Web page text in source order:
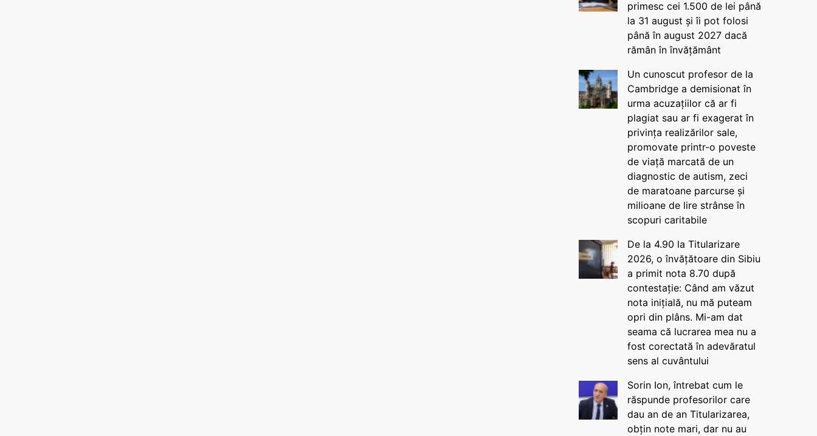
primesc cei 1.500 de lei până
la 31 august și îi pot folosi
până în august 2027 dacă
rămân în învățământ
Un cunoscut profesor de la
Cambridge a demisionat în
urma acuzațiilor că ar fi
plagiat sau ar fi exagerat în
privința realizărilor sale,
promovate printr-o poveste
de viață marcată de un
diagnostic de autism, zeci
de maratoane parcurse și
milioane de lire strânse în
scopuri caritabile
De la 4.90 la Titularizare
2026, o învățătoare din Sibiu
a primit nota 8.70 după
contestație: Când am văzut
nota inițială, nu mă puteam
opri din plâns. Mi-am dat
seama că lucrarea mea nu a
fost corectată în adevăratul
sens al cuvântului
Sorin Ion, întrebat cum le
răspunde profesorilor care
dau an de an Titularizarea,
obțin note mari, dar nu au